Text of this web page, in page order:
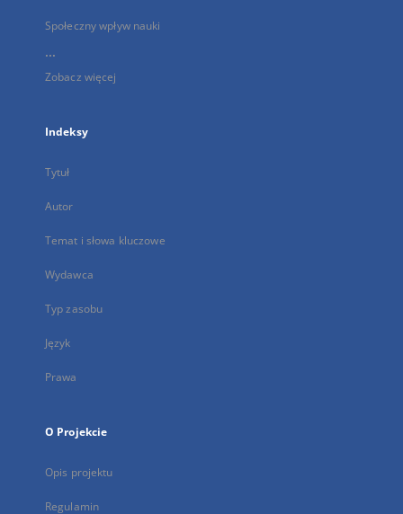
Społeczny wpływ nauki
...
Zobacz więcej
Indeksy
Tytuł
Autor
Temat i słowa kluczowe
Wydawca
Typ zasobu
Język
Prawa
O Projekcie
Opis projektu
Regulamin